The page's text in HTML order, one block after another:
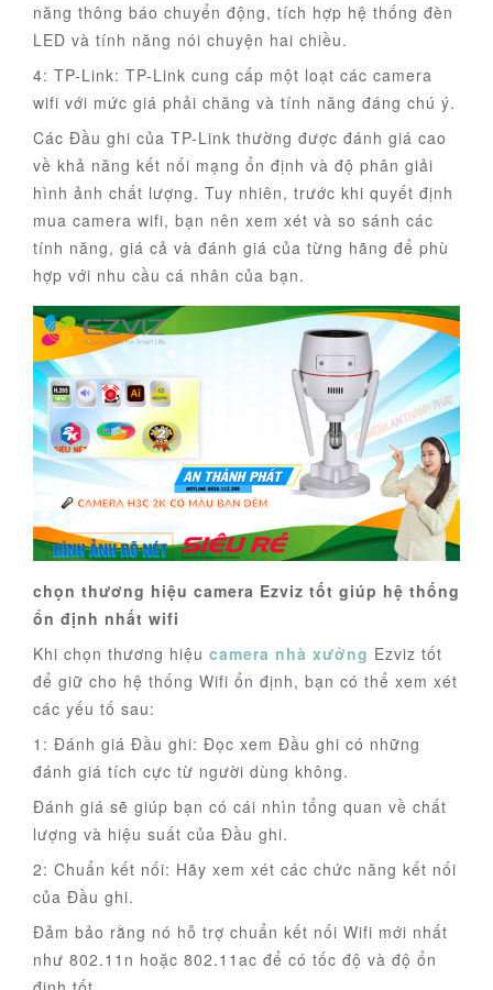
năng thông báo chuyển động, tích hợp hệ thống đèn
LED và tính năng nói chuyện hai chiều.
4: TP-Link: TP-Link cung cấp một loạt các camera
wifi với mức giá phải chăng và tính năng đáng chú ý.
Các Đầu ghi của TP-Link thường được đánh giá cao
về khả năng kết nối mạng ổn định và độ phân giải
hình ảnh chất lượng. Tuy nhiên, trước khi quyết định
mua camera wifi, bạn nên xem xét và so sánh các
tính năng, giá cả và đánh giá của từng hãng để phù
hợp với nhu cầu cá nhân của bạn.
chọn thương hiệu camera Ezviz tốt giúp hệ thống
ổn định nhất wifi
Khi chọn thương hiệu camera nhà xưởng Ezviz tốt
để giữ cho hệ thống Wifi ổn định, bạn có thể xem xét
các yếu tố sau:
1: Đánh giá Đầu ghi: Đọc xem Đầu ghi có những
đánh giá tích cực từ người dùng không.
Đánh giá sẽ giúp bạn có cái nhìn tổng quan về chất
lượng và hiệu suất của Đầu ghi.
2: Chuẩn kết nối: Hãy xem xét các chức năng kết nối
của Đầu ghi.
Đảm bảo rằng nó hỗ trợ chuẩn kết nối Wifi mới nhất
như 802.11n hoặc 802.11ac để có tốc độ và độ ổn